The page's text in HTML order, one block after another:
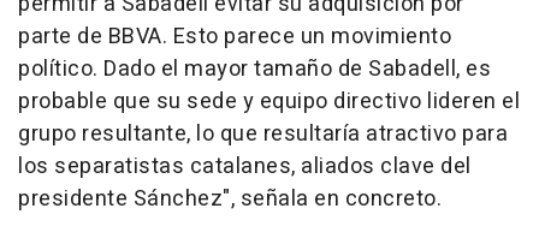
parte de BBVA. Esto parece un movimiento
político. Dado el mayor tamaño de Sabadell, es
probable que su sede y equipo directivo lideren el
grupo resultante, lo que resultaría atractivo para
los separatistas catalanes, aliados clave del
presidente Sánchez", señala en concreto.